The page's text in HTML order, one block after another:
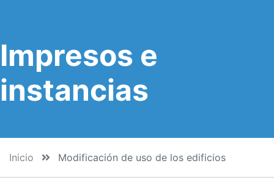
Impresos e
instancias
Inicio Modificación de uso de los edificios